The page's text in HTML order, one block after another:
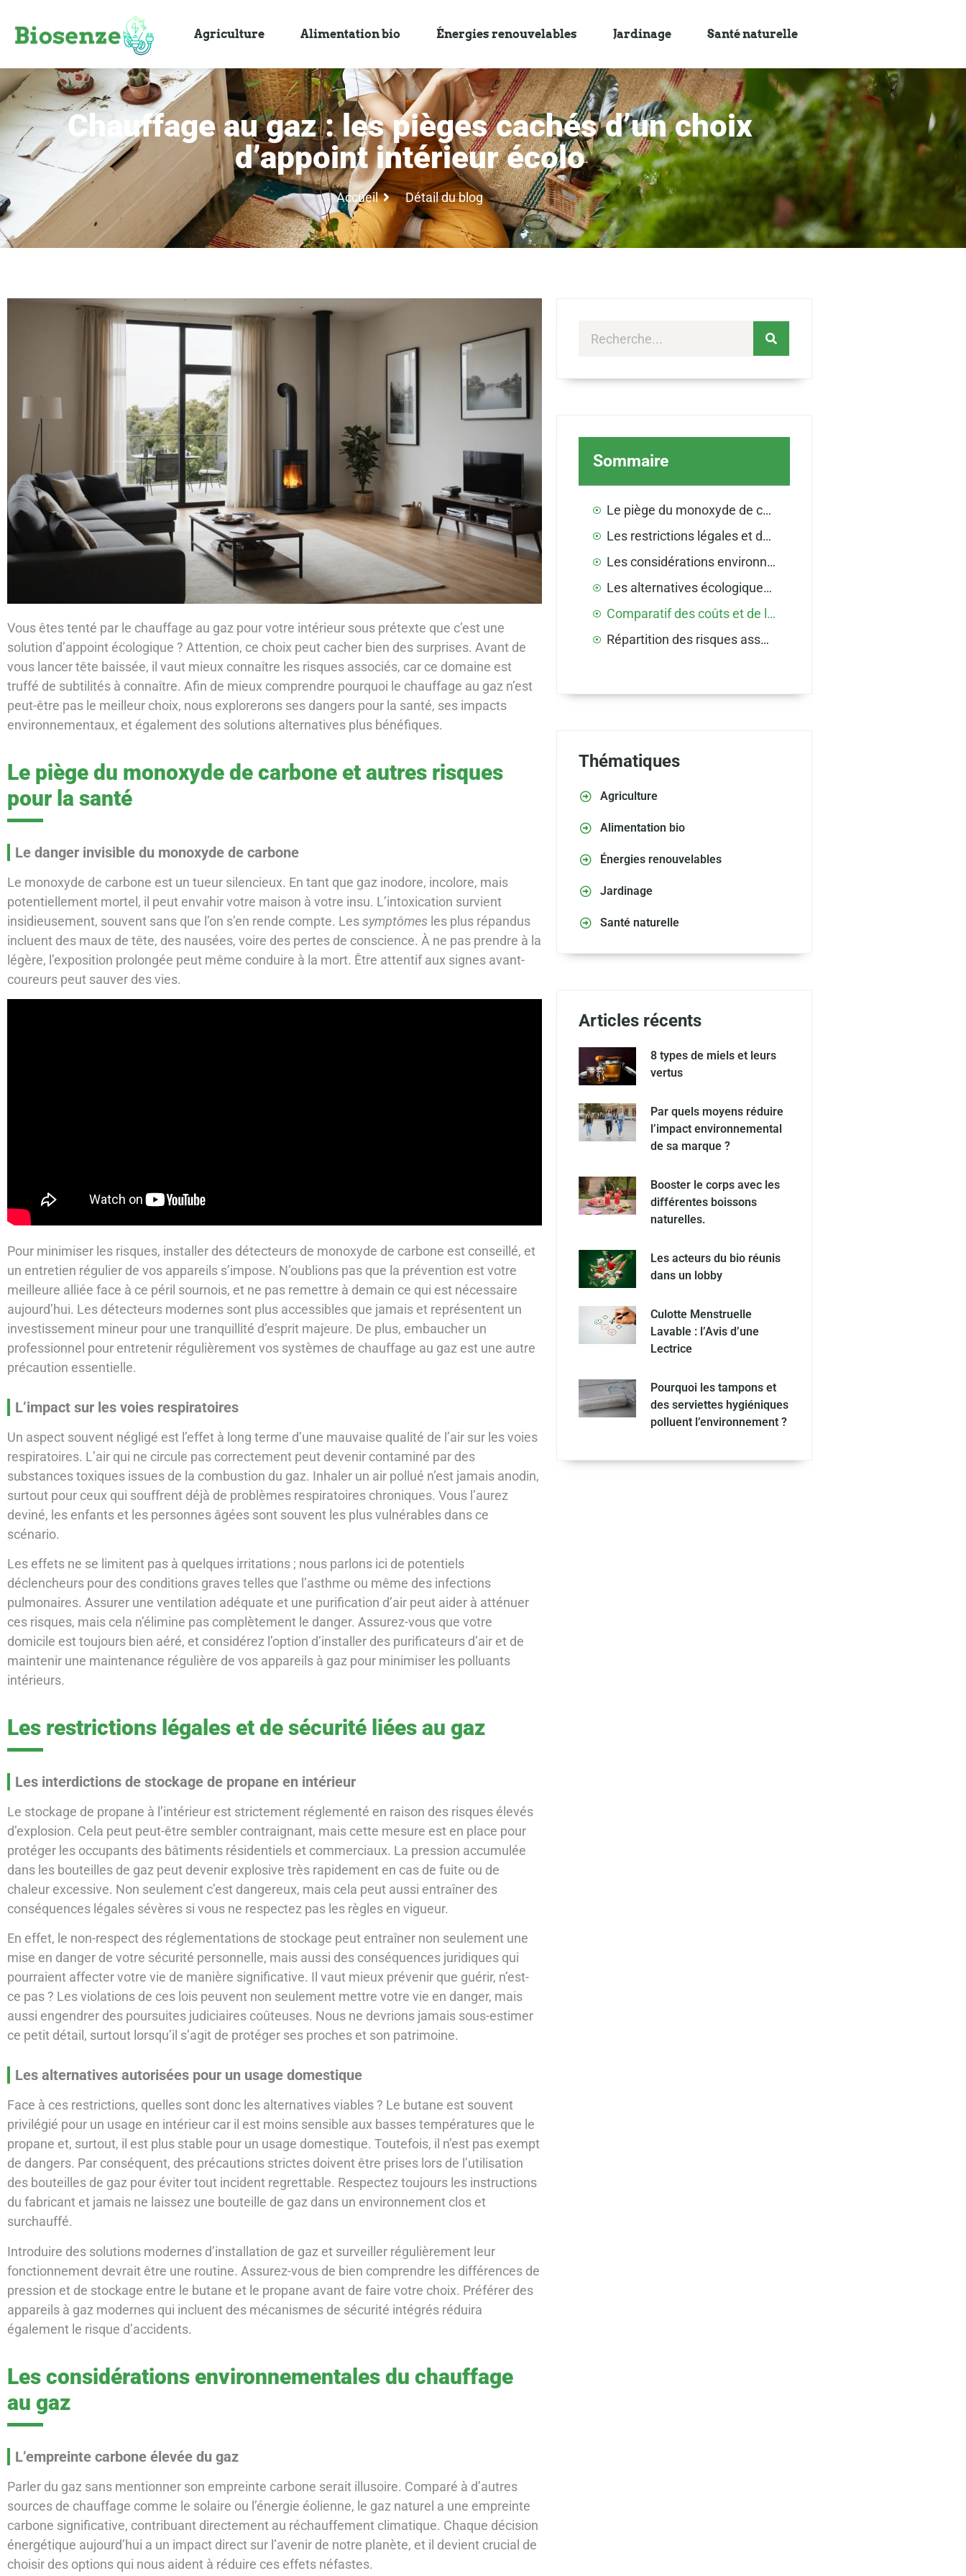
Agriculture Alimentation bio Énergies renouvelables Jardinage Santé naturelle
Chauffage au gaz : les pièges cachés d’un choix
d’appoint intérieur écolo
Accueil Détail du blog
Vous êtes tenté par le chauffage au gaz pour votre intérieur sous prétexte que c’est une
solution d’appoint écologique ? Attention, ce choix peut cacher bien des surprises. Avant de
vous lancer tête baissée, il vaut mieux connaître les risques associés, car ce domaine est
truffé de subtilités à connaître. Afin de mieux comprendre pourquoi le chauffage au gaz n’est
peut-être pas le meilleur choix, nous explorerons ses dangers pour la santé, ses impacts
environnementaux, et également des solutions alternatives plus bénéfiques.
Le piège du monoxyde de carbone et autres risques
pour la santé
Le danger invisible du monoxyde de carbone
Le monoxyde de carbone est un tueur silencieux. En tant que gaz inodore, incolore, mais
potentiellement mortel, il peut envahir votre maison à votre insu. L’intoxication survient
insidieusement, souvent sans que l’on s’en rende compte. Lessymptômes les plus répandus
incluent des maux de tête, des nausées, voire des pertes de conscience. À ne pas prendre à la
légère, l’exposition prolongée peut même conduire à la mort. Être attentif aux signes avant-
coureurs peut sauver des vies.
Pour minimiser les risques, installer des détecteurs de monoxyde de carbone est conseillé, et
un entretien régulier de vos appareils s’impose. N’oublions pas que la prévention est votre
meilleure alliée face à ce péril sournois, et ne pas remettre à demain ce qui est nécessaire
aujourd’hui. Les détecteurs modernes sont plus accessibles que jamais et représentent un
investissement mineur pour une tranquillité d’esprit majeure. De plus, embaucher un
professionnel pour entretenir régulièrement vos systèmes de chauffage au gaz est une autre
précaution essentielle.
L’impact sur les voies respiratoires
Un aspect souvent négligé est l’effet à long terme d’une mauvaise qualité de l’air sur les voies
respiratoires. L’air qui ne circule pas correctement peut devenir contaminé par des
substances toxiques issues de la combustion du gaz. Inhaler un air pollué n’est jamais anodin,
surtout pour ceux qui souffrent déjà de problèmes respiratoires chroniques. Vous l’aurez
deviné, les enfants et les personnes âgées sont souvent les plus vulnérables dans ce
scénario.
Les effets ne se limitent pas à quelques irritations ; nous parlons ici de potentiels
déclencheurs pour des conditions graves telles que l’asthme ou même des infections
pulmonaires. Assurer une ventilation adéquate et une purification d’air peut aider à atténuer
ces risques, mais cela n’élimine pas complètement le danger. Assurez-vous que votre
domicile est toujours bien aéré, et considérez l’option d’installer des purificateurs d’air et de
maintenir une maintenance régulière de vos appareils à gaz pour minimiser les polluants
intérieurs.
Les restrictions légales et de sécurité liées au gaz
Les interdictions de stockage de propane en intérieur
Le stockage de propane à l’intérieur est strictement réglementé en raison des risques élevés
d’explosion. Cela peut peut-être sembler contraignant, mais cette mesure est en place pour
protéger les occupants des bâtiments résidentiels et commerciaux. La pression accumulée
dans les bouteilles de gaz peut devenir explosive très rapidement en cas de fuite ou de
chaleur excessive. Non seulement c’est dangereux, mais cela peut aussi entraîner des
conséquences légales sévères si vous ne respectez pas les règles en vigueur.
En effet, le non-respect des réglementations de stockage peut entraîner non seulement une
mise en danger de votre sécurité personnelle, mais aussi des conséquences juridiques qui
pourraient affecter votre vie de manière significative. Il vaut mieux prévenir que guérir, n’est-
ce pas ? Les violations de ces lois peuvent non seulement mettre votre vie en danger, mais
aussi engendrer des poursuites judiciaires coûteuses. Nous ne devrions jamais sous-estimer
ce petit détail, surtout lorsqu’il s’agit de protéger ses proches et son patrimoine.
Les alternatives autorisées pour un usage domestique
Face à ces restrictions, quelles sont donc les alternatives viables ? Le butane est souvent
privilégié pour un usage en intérieur car il est moins sensible aux basses températures que le
propane et, surtout, il est plus stable pour un usage domestique. Toutefois, il n’est pas exempt
de dangers. Par conséquent, des précautions strictes doivent être prises lors de l’utilisation
des bouteilles de gaz pour éviter tout incident regrettable. Respectez toujours les instructions
du fabricant et jamais ne laissez une bouteille de gaz dans un environnement clos et
surchauffé.
Introduire des solutions modernes d’installation de gaz et surveiller régulièrement leur
fonctionnement devrait être une routine. Assurez-vous de bien comprendre les différences de
pression et de stockage entre le butane et le propane avant de faire votre choix. Préférer des
appareils à gaz modernes qui incluent des mécanismes de sécurité intégrés réduira
également le risque d’accidents.
Les considérations environnementales du chauffage
au gaz
L’empreinte carbone élevée du gaz
Parler du gaz sans mentionner son empreinte carbone serait illusoire. Comparé à d’autres
sources de chauffage comme le solaire ou l’énergie éolienne, le gaz naturel a une empreinte
carbone significative, contribuant directement au réchauffement climatique. Chaque décision
énergétique aujourd’hui a un impact direct sur l’avenir de notre planète, et il devient crucial de
choisir des options qui nous aident à réduire ces effets néfastes.
Sommaire
Le piège du monoxyde de carbone et autres risques pour la santé
Les restrictions légales et de sécurité liées au gaz
Les considérations environnementales du chauffage au gaz
Les alternatives écologiques au chauffage d’appoint au gaz
Comparatif des coûts et de l’efficacité des systèmes de chauffage d’appoint
Répartition des risques associés au chauffage au gaz
Thématiques
Agriculture
Alimentation bio
Énergies renouvelables
Jardinage
Santé naturelle
Articles récents
8 types de miels et leurs
vertus
Par quels moyens réduire
l’impact environnemental
de sa marque ?
Booster le corps avec les
différentes boissons
naturelles.
Les acteurs du bio réunis
dans un lobby
Culotte Menstruelle
Lavable : l’Avis d’une
Lectrice
Pourquoi les tampons et
des serviettes hygiéniques
polluent l’environnement ?